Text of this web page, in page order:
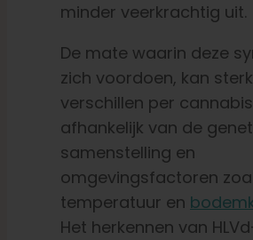
minder veerkrachtig uit.
De mate waarin deze
zich voordoen, kan sterk
verschillen per
afhankelijk van de
samenstelling en
omgevingsfactoren
temperatuur en
Het herkennen van